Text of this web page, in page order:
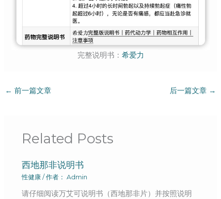
完整说明书： 希爱力
← 前一篇文章 后一篇文章 →
Related Posts
西地那非说明书
性健康 / 作者： Admin
请仔细阅读万艾可说明书（西地那非片）并按照说明